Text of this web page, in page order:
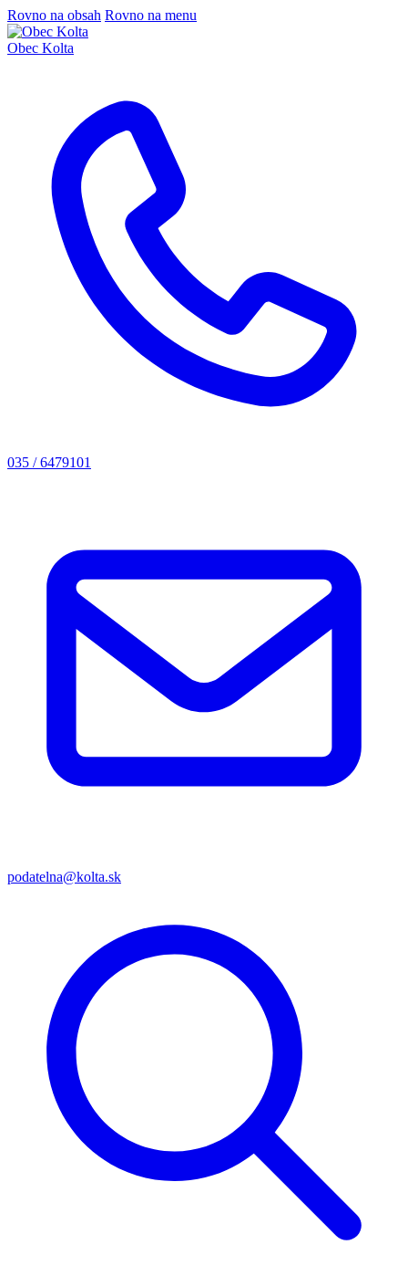
Rovno na obsah Rovno na menu
Obec Kolta
035 / 6479101
podatelna@kolta.sk